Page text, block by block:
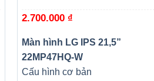
2.700.000 ₫
Màn hình LG IPS 21,5”
22MP47HQ-W
Cấu hình cơ bản